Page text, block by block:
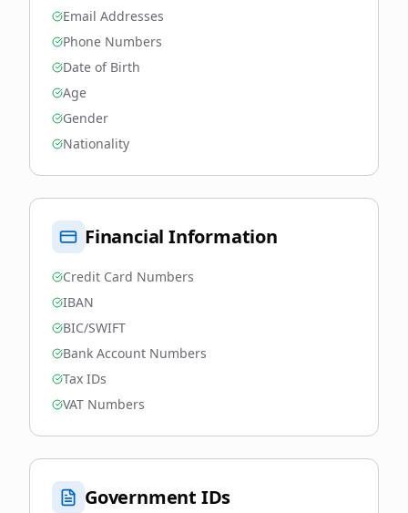
Email Addresses
Phone Numbers
Date of Birth
Age
Gender
Nationality
Financial Information
Credit Card Numbers
IBAN
BIC/SWIFT
Bank Account Numbers
Tax IDs
VAT Numbers
Government IDs